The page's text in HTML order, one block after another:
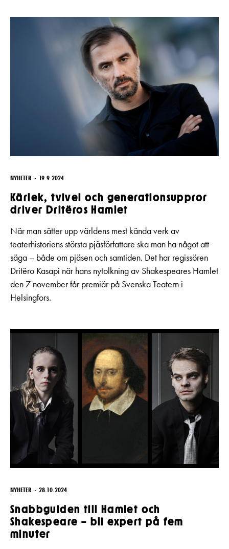
NYHETER 19.9.2024
Kärlek, tvivel och generationsuppror
driver Dritëros Hamlet
När man sätter upp världens mest kända verk av
teaterhistoriens största pjäsförfattare ska man ha något att
säga – både om pjäsen och samtiden. Det har regissören
Dritëro Kasapi när hans nytolkning av Shakespeares Hamlet
den 7 november får premiär på Svenska Teatern i
Helsingfors.
NYHETER 28.10.2024
Snabbguiden till Hamlet och
Shakespeare – bli expert på fem
minuter